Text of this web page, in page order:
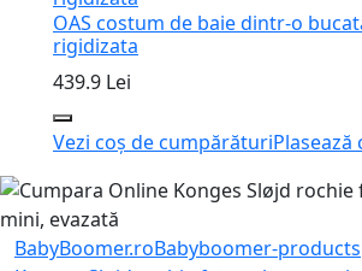
OAS costum de baie dintr-o
rigidizata
439.9 Lei
Vezi coș de cumpărăturiPlasează
BabyBoomer.roBabyboomer-products